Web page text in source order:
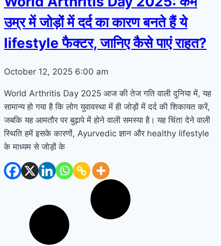
उम्र में जोड़ों में दर्द का कारण बनते हैं ये
lifestyle फैक्टर, जानिए कैसे पाएं राहत?
October 12, 2025 6:00 am
World Arthritis Day 2025 आज की तेज गति वाली दुनिया में, यह
सामान्य हो गया है कि लोग युवावस्था में ही जोड़ों में दर्द की शिकायत करें,
जबकि यह आमतौर पर बुढ़ापे में होने वाली समस्या है। यह चिंता देने वाली
स्थिति हमें इसके कारणों, Ayurvedic ज्ञान और healthy lifestyle
के माध्यम से जोड़ों के